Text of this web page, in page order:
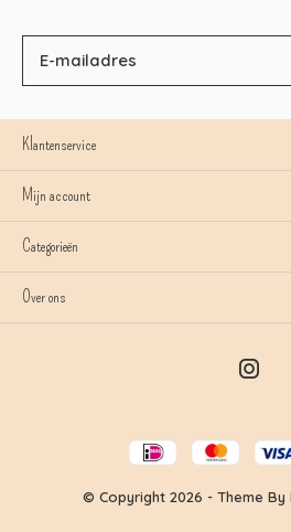
Klantenservice
Mijn account
Categorieën
Over ons
© Copyright 2026 - Theme By